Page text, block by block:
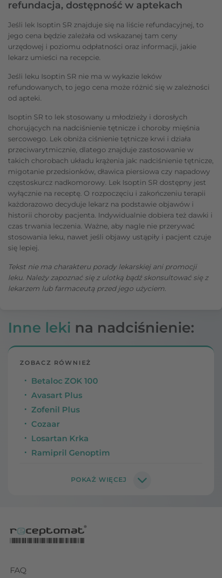
refundacja, dostępność w aptekach
Jeśli lek Isoptin SR znajduje się na liście refundacyjnej, to
jego cena będzie zależała od wskazanej tam ceny
urzędowej i poziomu odpłatności oraz informacji, jakie
lekarz umieści na recepcie.
Jeśli leku Isoptin SR nie ma w wykazie leków
refundowanych, to jego cena może różnić się w zależności
od apteki.
Isoptin SR to lek stosowany u młodzieży i dorosłych
chorujących na nadciśnienie tętnicze i choroby mięśnia
sercowego. Lek obniża ciśnienie tętnicze krwi i działa
przeciwarytmicznie, dlatego znajduje zastosowanie w
takich chorobach układu krążenia jak: nadciśnienie tętnicze,
migotanie przedsionków, dławica piersiowa czy napadowy
częstoskurcz nadkomorowy. Lek Isoptin SR dostępny jest
wyłącznie na receptę. O rozpoczęciu i zakończeniu terapii
każdorazowo decyduje lekarz na podstawie objawów i
historii choroby pacjenta. Indywidualnie dobiera też dawki i
czas trwania leczenia. Ważne, aby nagle nie przerywać
stosowania leku, nawet jeśli objawy ustąpiły i pacjent czuje
się lepiej.
Tekst nie ma charakteru porady lekarskiej ani promocji
leku. Należy zapoznać się z ulotką bądź skonsultować się z
lekarzem lub farmaceutą przed jego użyciem.
Inne leki na nadciśnienie:
ZOBACZ RÓWNIEŻ
Betaloc ZOK 100
Avasart Plus
Zofenil Plus
Cozaar
Losartan Krka
Ramipril Genoptim
FAQ